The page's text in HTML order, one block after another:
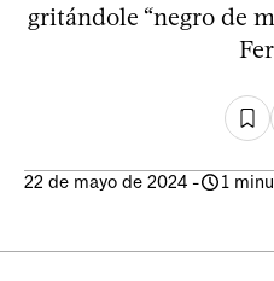
gritándole “negro de
22 de mayo de 2024 - 1